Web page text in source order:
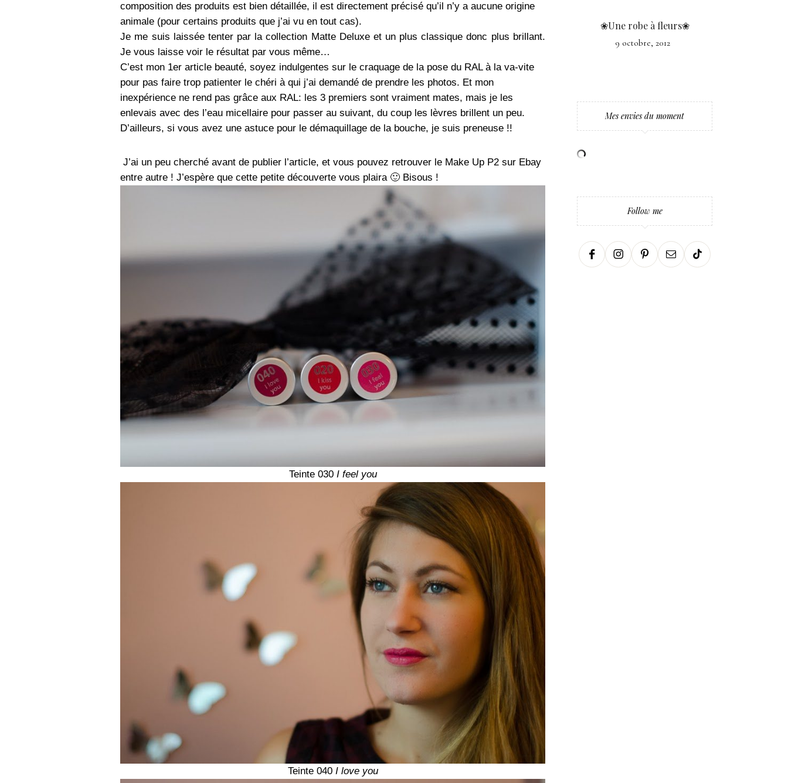
composition des produits est bien détaillée, il est directement précisé qu’il n’y a aucune origine
animale (pour certains produits que j’ai vu en tout cas).
Je me suis laissée tenter par la collection Matte Deluxe et un plus classique donc plus brillant.
Je vous laisse voir le résultat par vous même…
C’est mon 1er article beauté, soyez indulgentes sur le craquage de la pose du RAL à la va-vite
pour pas faire trop patienter le chéri à qui j’ai demandé de prendre les photos. Et mon
inexpérience ne rend pas grâce aux RAL: les 3 premiers sont vraiment mates, mais je les
enlevais avec des l’eau micellaire pour passer au suivant, du coup les lèvres brillent un peu.
D’ailleurs, si vous avez une astuce pour le démaquillage de la bouche, je suis preneuse !!
J’ai un peu cherché avant de publier l’article, et vous pouvez retrouver le Make Up P2 sur Ebay
entre autre ! J’espère que cette petite découverte vous plaira 🙂 Bisous !
Teinte 030I feel you
Teinte 040 I love you
❀Une robe à fleurs❀
9 octobre, 2012
Mes envies du moment
Follow me